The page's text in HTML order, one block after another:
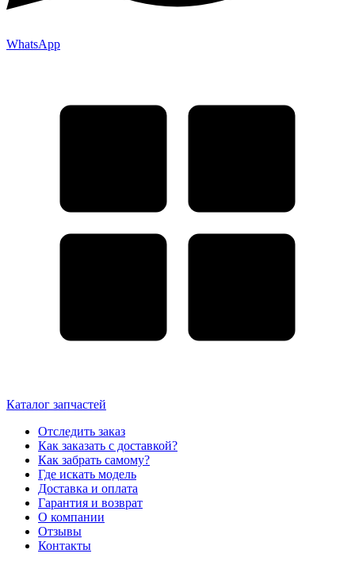
WhatsApp
Каталог запчастей
Отследить заказ
Как заказать с доставкой?
Как забрать самому?
Где искать модель
Доставка и оплата
Гарантия и возврат
О компании
Отзывы
Контакты